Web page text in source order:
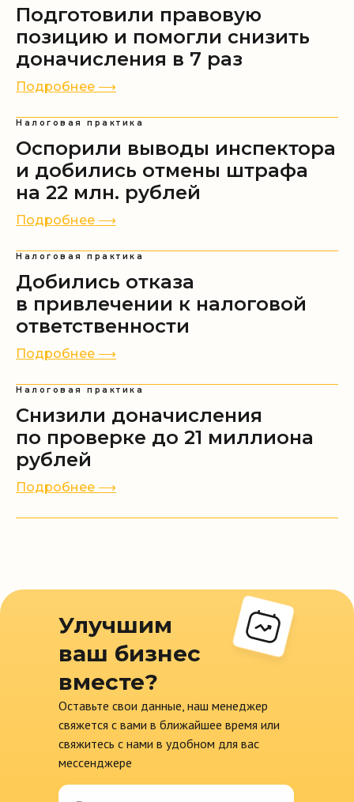
Подготовили правовую
позицию и помогли снизить
доначисления в 7 раз
Подробнее ⟶
Налоговая практика
Оспорили выводы инспектора
и добились отмены штрафа
на 22 млн. рублей
Подробнее ⟶
Налоговая практика
Добились отказа
в привлечении к налоговой
ответственности
Подробнее ⟶
Налоговая практика
Снизили доначисления
по проверке до 21 миллиона
рублей
Подробнее ⟶
Улучшим
ваш бизнес
вместе?
Оставьте свои данные, наш менеджер
свяжется с вами в ближайшее время или
свяжитесь с нами в удобном для вас
мессенджере
Согласие на получение
рассылки
Договор оферты
Согласие на обработку персональных
Документы
+7 (499) 653-67-23
Экспертные каналы
Мы на связи ежедневно с 9:00 до 18:00
Все права защищены ©